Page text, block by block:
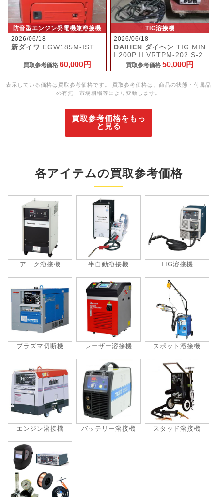
防音型エンジン発電機兼溶接機
2026/06/18
新ダイワ EGW185M-IST
買取参考価格 60,000円
TIG溶接機
2026/06/18
DAIHEN ダイヘン TIG MIN
I 200P II VRTPM-202 S-2
買取参考価格50,000円
表示している価格は買取参考価格です。 買取参考価格は、商品の状態・付属品
の有無・市場相場等により変動します。
買取参考価格をもっ
と見る
各アイテムの買取参考価格
アーク溶接機 半自動溶接機 TIG溶接機
プラズマ切断機 レーザー溶接機 スポット溶接機
エンジン溶接機 バッテリー溶接機 スタッド溶接機